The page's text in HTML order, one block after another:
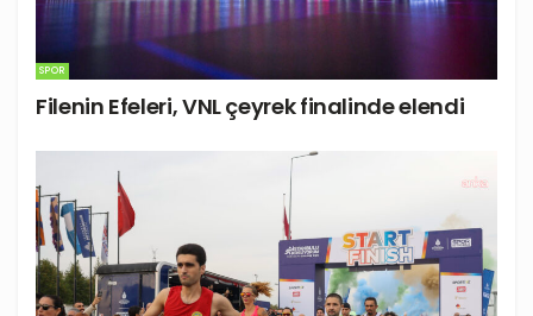
SPOR
Filenin Efeleri, VNL çeyrek finalinde elendi